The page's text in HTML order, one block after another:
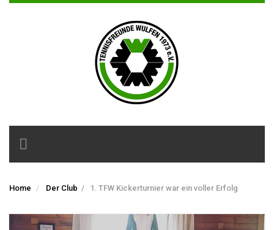
Toggle
navigation
Home Der Club / 1. TFW Kickerturnier war ein voller Erfolg